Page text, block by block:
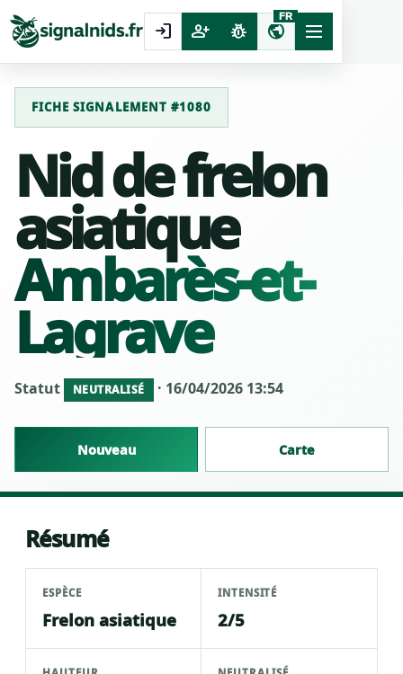
login person_add pest_control public
FR
FICHE SIGNALEMENT #1080
Nid de frelon
asiatique
Ambarès-et-
Lagrave
Statut NEUTRALISÉ · 16/04/2026 13:54
Nouveau Carte
Résumé
ESPÈCE
Frelon asiatique
INTENSITÉ
2/5